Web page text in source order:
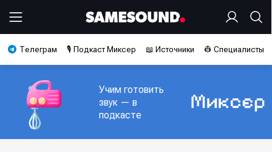
Телеграм 🎙️ Подкаст Миксер 📖 Источники 👷 Специалисты
Учим готовить
звук — в
подкасте